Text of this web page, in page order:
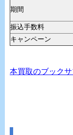
期間
振込手数料
キャンペーン
本買取のブック